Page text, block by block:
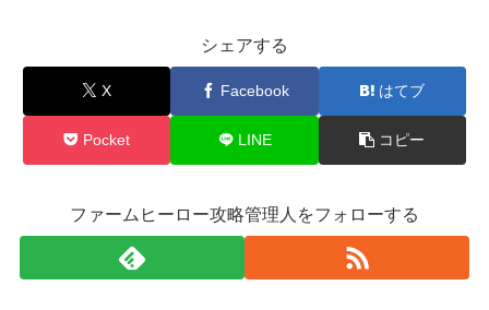
シェアする
X Facebook はてブ
Pocket LINE コピー
ファームヒーロー攻略管理人をフォローする